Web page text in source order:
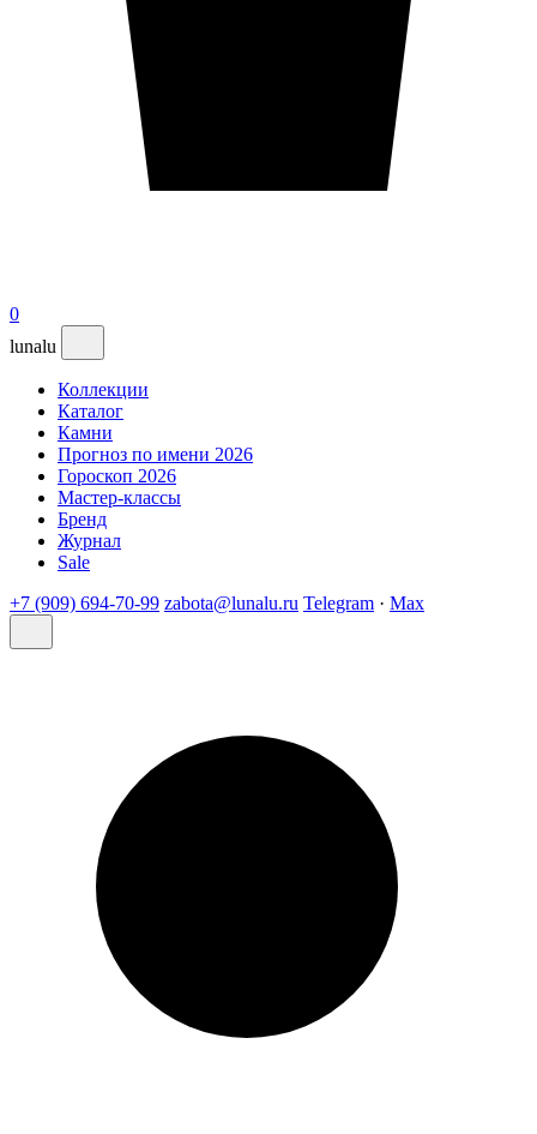
0
lunalu
Коллекции
Каталог
Камни
Прогноз по имени 2026
Гороскоп 2026
Мастер-классы
Бренд
Журнал
Sale
+7 (909) 694-70-99 zabota@lunalu.ru Telegram · Max